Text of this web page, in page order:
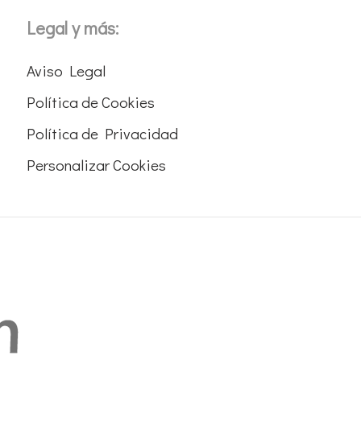
Legal y más:
Aviso Legal
Política de Cookies
Política de Privacidad
Personalizar Cookies